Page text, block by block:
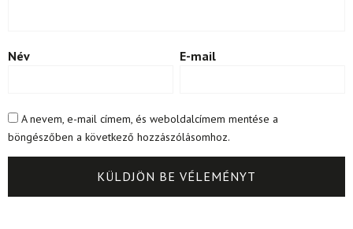
Név E-mail
A nevem, e-mail címem, és weboldalcímem mentése a
böngészőben a következő hozzászólásomhoz.